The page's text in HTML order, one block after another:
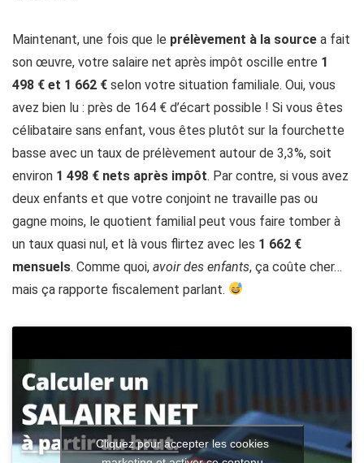
Maintenant, une fois que le prélèvement à la source a fait
son œuvre, votre salaire net après impôt oscille entre 1
498 € et 1 662 € selon votre situation familiale. Oui, vous
avez bien lu : près de 164 € d’écart possible ! Si vous êtes
célibataire sans enfant, vous êtes plutôt sur la fourchette
basse avec un taux de prélèvement autour de 3,3%, soit
environ 1 498 € nets après impôt. Par contre, si vous avez
deux enfants et que votre conjoint ne travaille pas ou
gagne moins, le quotient familial peut vous faire tomber à
un taux quasi nul, et là vous flirtez avec les 1 662 €
mensuels. Comme quoi, avoir des enfants, ça coûte cher…
mais ça rapporte fiscalement parlant.
Cliquez pour accepter les cookies